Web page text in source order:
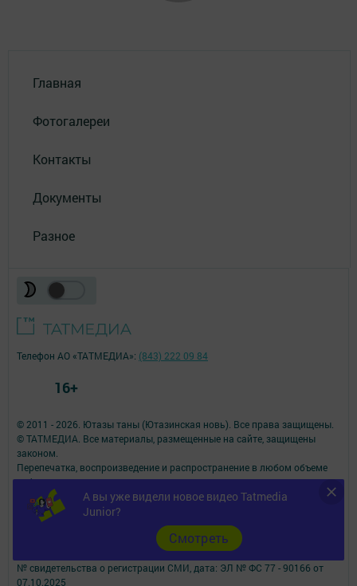
Главная
Фотогалереи
Контакты
Документы
Разное
А вы уже видели новое видео Tatmedia
Junior?
Cмотреть
© 2011 - 2026. Ютазы таны (Ютазинская новь). Все права защищены.
© ТАТМЕДИА. Все материалы, размещенные на сайте, защищены
законом.
Перепечатка, воспроизведение и распространение в любом объеме
информации,
размещенной на сайте, возможна только с письменного согласия
редакций СМИ.
При поддержке Республиканского агентства по печати и массовым
Наименование СМИ: Ютазы таны (Ютазинская новь)
№ свидетельства о регистрации СМИ, дата: ЭЛ № ФС 77 - 90166 от
07.10.2025
Телефон АО «ТАТМЕДИА»: (843) 222 09 84
16+